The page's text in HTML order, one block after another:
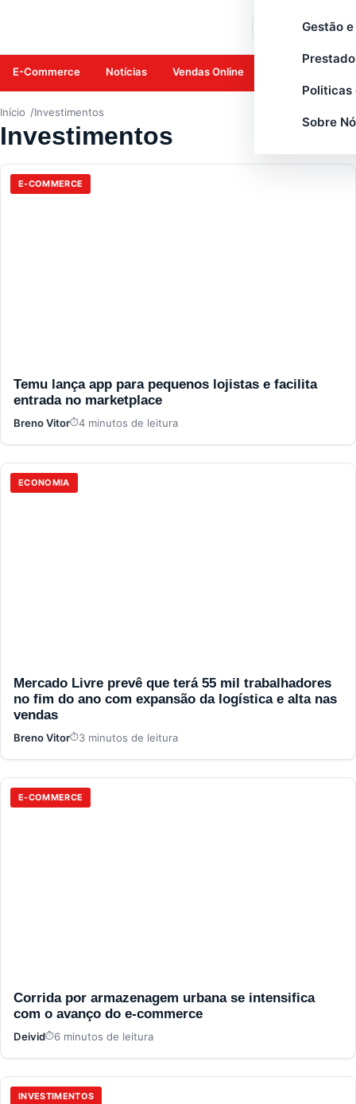
Gestão
Politicas
Sobre
E-Commerce Notícias Vendas Online
Início Investimentos
Investimentos
E-COMMERCE
Temu lança app para pequenos lojistas e facilita
entrada no marketplace
Breno Vitor 4 minutos de leitura
ECONOMIA
Mercado Livre prevê que terá 55 mil trabalhadores
no fim do ano com expansão da logística e alta nas
vendas
Breno Vitor 3 minutos de leitura
E-COMMERCE
Corrida por armazenagem urbana se intensifica
com o avanço do e-commerce
Deivid 6 minutos de leitura
INVESTIMENTOS